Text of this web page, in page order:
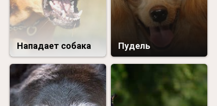
Нападает собака Пудель